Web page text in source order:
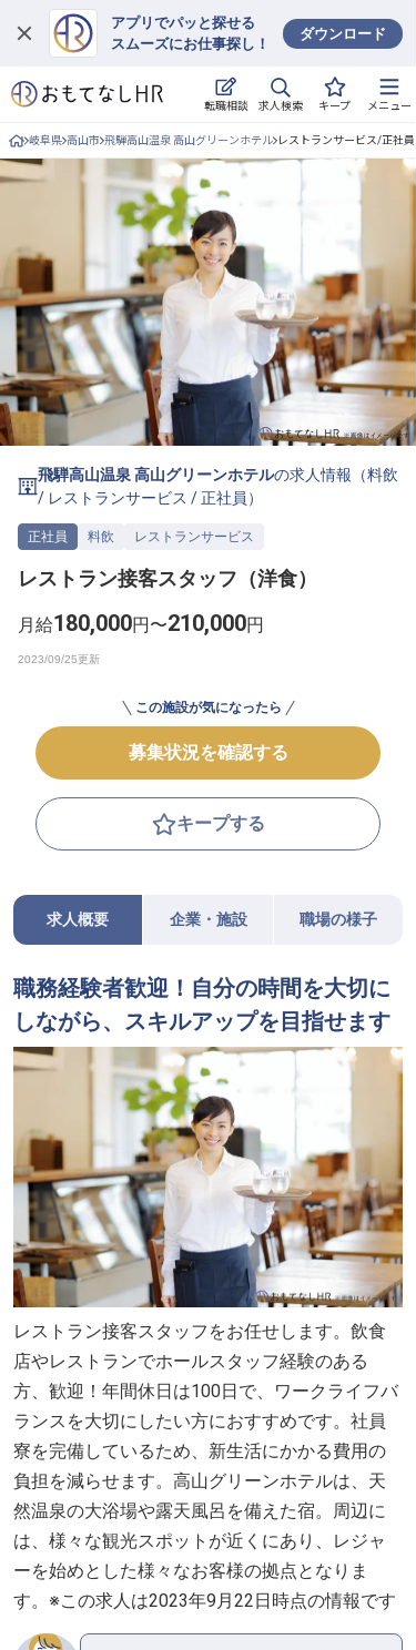
アプリでパッと探せる
スムーズにお仕事探し！
ダウンロード
転職相談 求人検索 キープ メニュー
ログイン
求人・施設を探す
キープした求人
就職・転職 合同説明会
おもてなしHRについて
ご利用の流れ
よくある質問
ホテル・宿泊業界情報コラム
無料 転職サポートに申し込む
採用をお考えの企業様へ
岐阜県 高山市 飛騨高山温泉 高山グリーンホテル レストランサービス/正社員
飛騨高山温泉 高山グリーンホテルの求人情報（料飲
/ レストランサービス /正社員 ）
正社員 料飲 レストランサービス
レストラン接客スタッフ（洋食）
月給180,000円〜210,000円
この施設が気になったら
募集状況を確認する
キープする
求人概要 企業・施設 職場の様子
職務経験者歓迎！自分の時間を大切に
しながら、スキルアップを目指せます
レストラン接客スタッフをお任せします。飲食
店やレストランでホールスタッフ経験のある
方、歓迎！年間休日は100日で、ワークライフバ
ランスを大切にしたい方におすすめです。社員
寮を完備しているため、新生活にかかる費用の
負担を減らせます。高山グリーンホテルは、天
然温泉の大浴場や露天風呂を備えた宿。周辺に
は、様々な観光スポットが近くにあり、レジャ
ーを始めとした様々なお客様の拠点となりま
す。※この求人は2023年9月22日時点の情報です